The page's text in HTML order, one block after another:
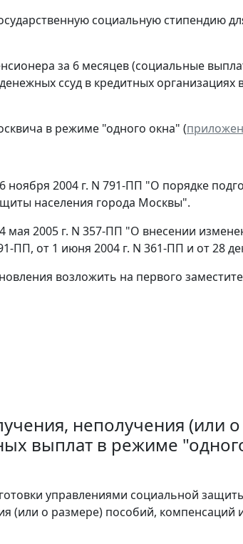
социальную стипендию
за 6 месяцев (социальные
ссуд в кредитных организациях
в режиме "одного окна" (
2004 г. N 791-ПП "О порядке
населения города Москвы".
мая 2005 г. N 357-ПП "О внесении
ПП, от 1 июня 2004 г. N 361-ПП и от 28
возложить на первого
неполучения (или
выплат в режиме
управлениями социальной
(или о размере) пособий, компенсаций